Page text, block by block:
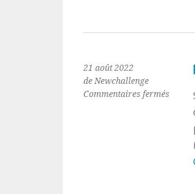
autour
21 août 2022
de Newchallenge
Commentaires ferméssur
plages
autour